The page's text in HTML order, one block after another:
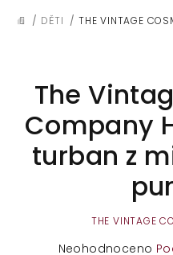
DOMŮ
/ DĚTI / THE VINTAGE
The
Company
turban z
THE VINTAGE
Průměrné
Neohodnoceno